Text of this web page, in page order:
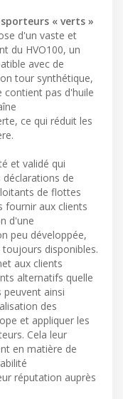
« verts »
d'un vaste et
du HVO100, un
avec de
tour synthétique,
contient pas d'huile
ce qui réduit les
et validé qui
de
de flottes
fournir aux clients
d'une
peu développée,
disponibles.
aux clients
alternatifs quelle
peuvent ainsi
des
et appliquer les
Cela leur
en matière de
réputation auprès